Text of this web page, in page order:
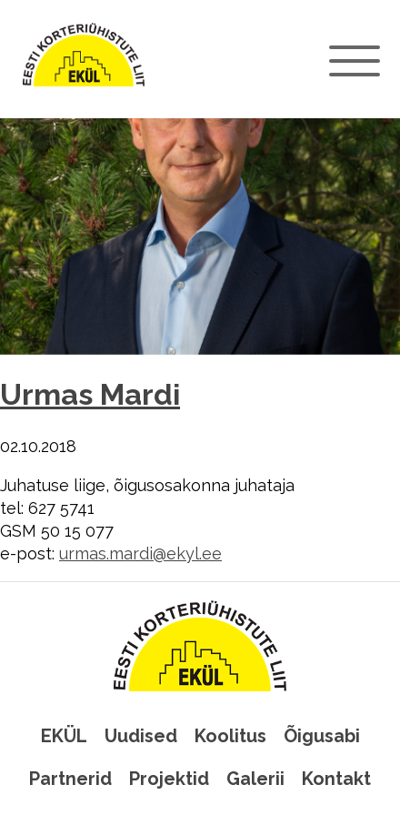
Urmas Mardi
02.10.2018
Juhatuse liige, õigusosakonna juhataja
tel: 627 5741
GSM 50 15 077
e-post: urmas.mardi@ekyl.ee
EKÜL Uudised Koolitus
Õigusabi
Partnerid
Projektid Galerii Kontakt